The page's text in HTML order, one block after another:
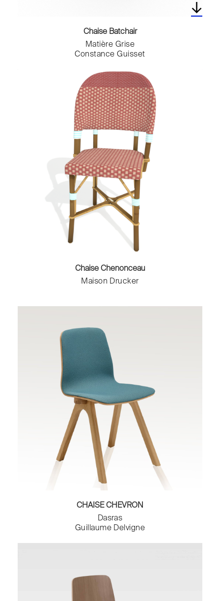
Chaise Batchair
Matière Grise
Constance Guisset
Chaise Chenonceau
Maison Drucker
CHAISE CHEVRON
Dasras
Guillaume Delvigne